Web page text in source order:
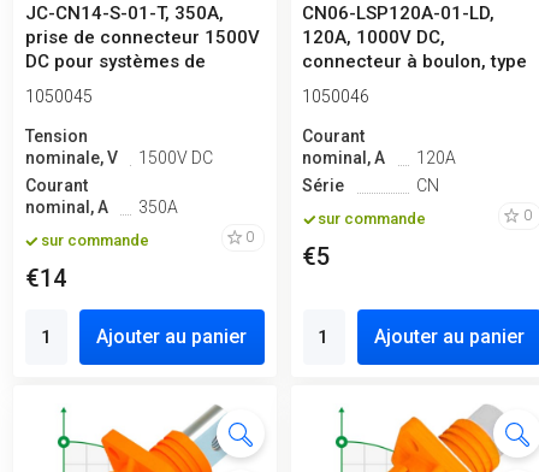
JC-CN14-S-01-T, 350A,
prise de connecteur 1500V
DC pour systèmes de
stockage ...
1050045
Tension
nominale, V
1500V DC
Courant
nominal, A
350A
sur commande 0
€14
Ajouter au panier
CN06-LSP120A-01-LD,
120A, 1000V DC,
connecteur à boulon, type
à vis, orange
1050046
Courant
nominal, A
120A
Série
CN
sur commande 0
€5
Ajouter au panier